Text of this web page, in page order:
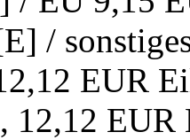
/
EUR
12,12